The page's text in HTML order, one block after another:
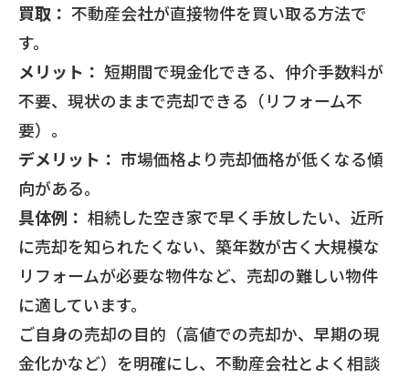
買取： 不動産会社が直接物件を買い取る方法で
す。
メリット： 短期間で現金化できる、仲介手数料が
不要、現状のままで売却できる（リフォーム不
要）。
デメリット： 市場価格より売却価格が低くなる傾
向がある。
具体例： 相続した空き家で早く手放したい、近所
に売却を知られたくない、築年数が古く大規模な
リフォームが必要な物件など、売却の難しい物件
に適しています。
ご自身の売却の目的（高値での売却か、早期の現
金化かなど）を明確にし、不動産会社とよく相談